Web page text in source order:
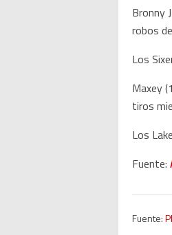
Bronny
robos
Los
Maxey
tiros
Los
Fuente:
Fuente: